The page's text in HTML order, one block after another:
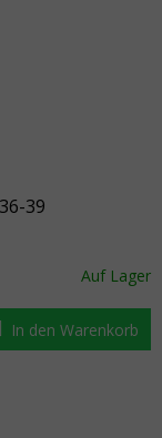
39
Auf Lager
In den Warenkorb
der Liste